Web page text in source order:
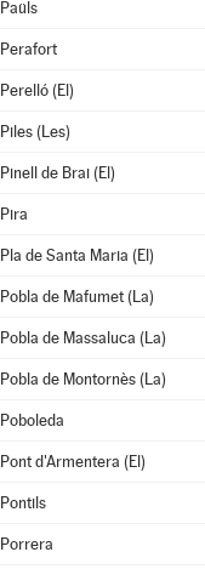
Paüls
Perafort
Perelló (El)
Piles (Les)
Pinell de Brai (El)
Pira
Pla de Santa Maria (El)
Pobla de Mafumet (La)
Pobla de Massaluca (La)
Pobla de Montornès (La)
Poboleda
Pont d'Armentera (El)
Pontils
Porrera